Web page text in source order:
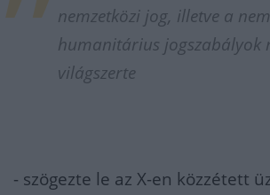
nemzetközi jog, illetve a
humanitárius jogszabályok
világszerte
- szögezte le az X-en közzétett